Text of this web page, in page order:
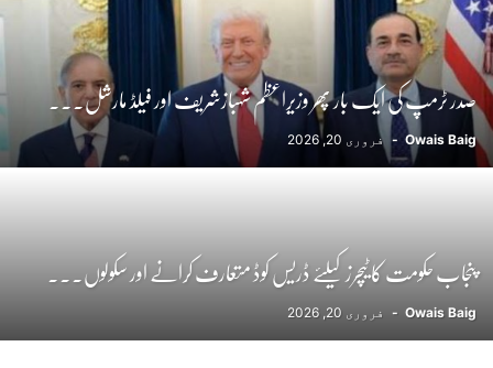
صدر ٹرمپ کی ایک بار پھر وزیراعظم شہبازشریف اور فیلڈ مارشل...
Owais Baig
- فروری 20, 2026
پنجاب حکومت کا ٹیچرز کیلئے ڈریس کوڈ متعارف کرانے اور سکولوں...
Owais Baig
- فروری 20, 2026